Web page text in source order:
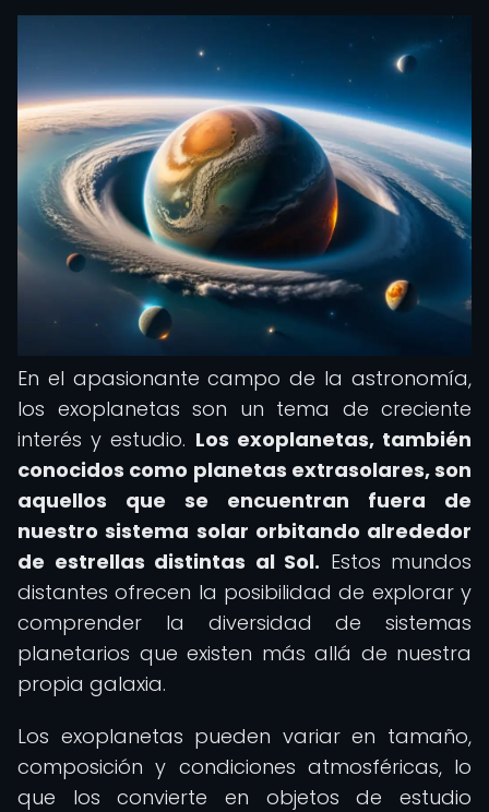
En el apasionante campo de la astronomía,
los exoplanetas son un tema de creciente
interés y estudio. Los exoplanetas, también
conocidos como planetas extrasolares, son
aquellos que se encuentran fuera de
nuestro sistema solar orbitando alrededor
de estrellas distintas al Sol. Estos mundos
distantes ofrecen la posibilidad de explorar y
comprender la diversidad de sistemas
planetarios que existen más allá de nuestra
propia galaxia.
Los exoplanetas pueden variar en tamaño,
composición y condiciones atmosféricas, lo
que los convierte en objetos de estudio